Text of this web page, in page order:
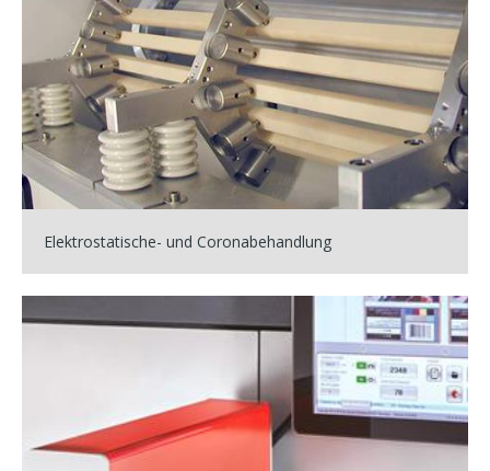
Elektrostatische- und Coronabehandlung